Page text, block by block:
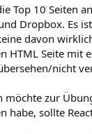
Top 10 Seiten
Dropbox. Es
davon
HTML Seite mit
nicht
möchte zur
habe, sollte